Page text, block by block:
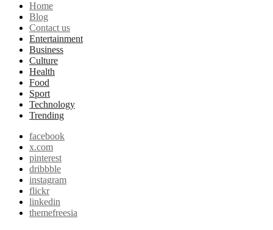
Home
Blog
Contact us
Entertainment
Business
Culture
Health
Food
Sport
Technology
Trending
facebook
x.com
pinterest
dribbble
instagram
flickr
linkedin
themefreesia